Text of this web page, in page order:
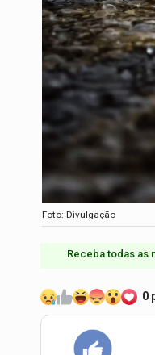
Foto: Divulgação
Receba todas as
0